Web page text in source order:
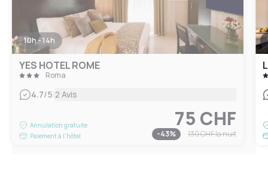
10h - 14h
YES HOTEL ROME
Roma
4.7/5|2 Avis
Annulation gratuite
Paiement à l'hôtel
75 CHF
-43% 130 CHFla nuit